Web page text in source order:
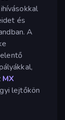
és
A
MX
lejtőkön